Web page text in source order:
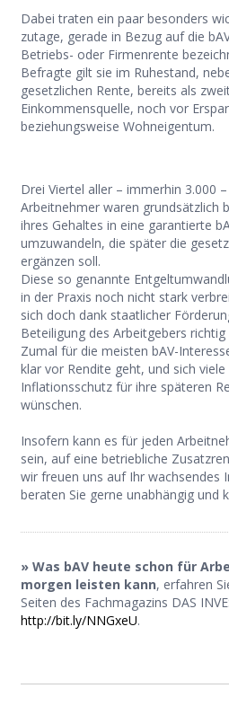
Dabei traten ein paar besonders
zutage, gerade in Bezug auf die
Betriebs- oder Firmenrente
Befragte gilt sie im Ruhestand,
gesetzlichen Rente, bereits als
Einkommensquelle, noch vor
beziehungsweise Wohneigentum.
Drei Viertel aller – immerhin 3.000
Arbeitnehmer waren grundsätzlich
ihres Gehaltes in eine garantierte
umzuwandeln, die später die
ergänzen soll.
Diese so genannte
in der Praxis noch nicht stark
sich doch dank staatlicher
Beteiligung des Arbeitgebers richtig
Zumal für die meisten bAV-
klar vor Rendite geht, und sich viele
Inflationsschutz für ihre späteren
wünschen.
Insofern kann es für jeden
sein, auf eine betriebliche
wir freuen uns auf Ihr wachsendes
beraten Sie gerne unabhängig und
» Was bAV heute schon für
morgen leisten kann, erfahren
Seiten des Fachmagazins DAS
http://bit.ly/NNGxeU.